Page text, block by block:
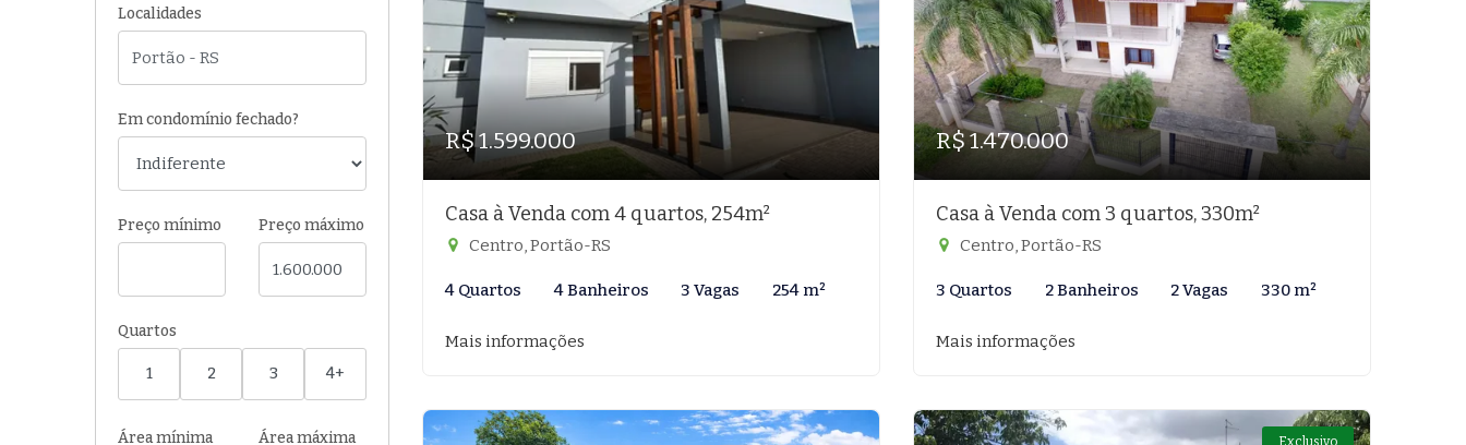
Localidades
Em condomínio fechado?
Preço mínimo Preço máximo
Quartos
1 2 3 4+
Área mínima Área máxima
R$ 1.599.000
Casa à Venda com 4 quartos, 254m²
Centro, Portão-RS
4 Quartos 4 Banheiros 3 Vagas 254 m²
Mais informações
R$ 1.470.000
Casa à Venda com 3 quartos, 330m²
Centro, Portão-RS
3 Quartos 2 Banheiros 2 Vagas 330 m²
Mais informações
Exclusivo